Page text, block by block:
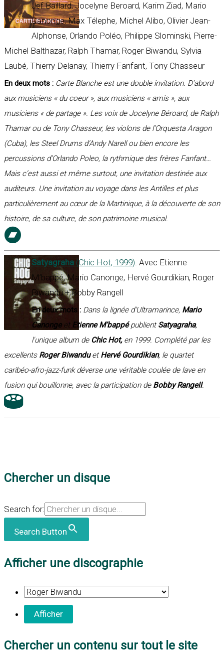
Jef Baillard, Jocelyne Beroard, Karim Ziad, Mario
Canonge, Max Télephe, Michel Alibo, Olivier Jean-
Alphonse, Orlando Poléo, Philippe Slominski, Pierre-
Michel Balthazar, Ralph Thamar, Roger Biwandu, Sylvia
Laubé, Thierry Delanay, Thierry Fanfant, Tony Chasseur
En deux mots : Carte Blanche est une double invitation. D’abord
aux musiciens « du coeur », aux musiciens « amis », aux
musiciens « de partage ». Les voix de Jocelyne Béroard, de Ralph
Thamar ou de Tony Chasseur, les violons de l’Orquesta Aragon
(Cuba), les Steel Drums d’Andy Narell ou bien encore les
percussions d’Orlando Poleo, la rythmique des frères Fanfant…
Mais c’est aussi et même surtout, une invitation destinée aux
auditeurs. Une invitation au voyage dans les Antilles et plus
particulièrement au cœur de la Martinique, à la découverte de son
histoire, de sa culture, de son patrimoine musical.
Satyagraha (Chic Hot, 1999). Avec Etienne
M’bappé, Mario Canonge, Hervé Gourdikian, Roger
Biwandu + Bobby Rangell
En deux mots : Dans la lignée d'Ultramarince, Mario
Canongeet Etienne M’bappépublientSatyagraha,
l'unique album de Chic Hot,en 1999. Complété par les
excellents Roger BiwanduetHervé Gourdikian, le quartet
caribéo-afro-jazz-funk déverse une véritable coulée de lave en
fusion qui bouillonne, avec la participation de Bobby Rangell.
Chercher un disque
Search for:
Search Button
Afficher une discographie
Chercher un contenu sur tout le site